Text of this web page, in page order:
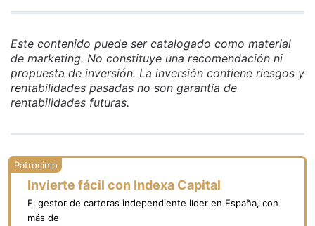
Este contenido puede ser catalogado como material
de marketing. No constituye una recomendación ni
propuesta de inversión. La inversión contiene riesgos y
rentabilidades pasadas no son garantía de
rentabilidades futuras.
Invierte fácil con Indexa Capital
El gestor de carteras independiente líder en España, con
más de